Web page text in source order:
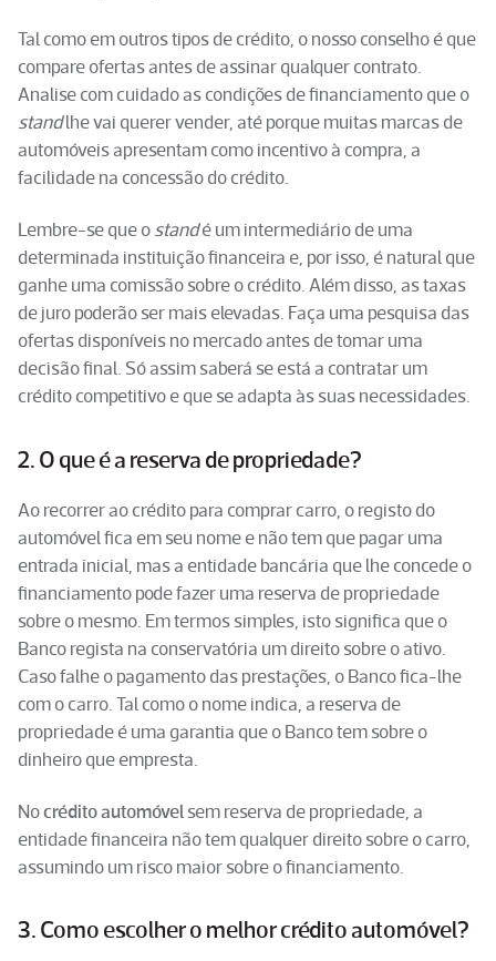
Tal como em outros tipos de crédito, o nosso conselho é que
compare ofertas antes de assinar qualquer contrato.
Analise com cuidado as condições de financiamento que o
standlhe vai querer vender, até porque muitas marcas de
automóveis apresentam como incentivo à compra, a
facilidade na concessão do crédito.
Lembre-se que o standé um intermediário de uma
determinada instituição financeira e, por isso, é natural que
ganhe uma comissão sobre o crédito. Além disso, as taxas
de juro poderão ser mais elevadas. Faça uma pesquisa das
ofertas disponíveis no mercado antes de tomar uma
decisão final. Só assim saberá se está a contratar um
crédito competitivo e que se adapta às suas necessidades.
2. O que é a reserva de propriedade?
Ao recorrer ao crédito para comprar carro, o registo do
automóvel fica em seu nome e não tem que pagar uma
entrada inicial, mas a entidade bancária que lhe concede o
financiamento pode fazer uma reserva de propriedade
sobre o mesmo. Em termos simples, isto significa que o
Banco regista na conservatória um direito sobre o ativo.
Caso falhe o pagamento das prestações, o Banco fica-lhe
com o carro. Tal como o nome indica, a reserva de
propriedade é uma garantia que o Banco tem sobre o
dinheiro que empresta.
Nocrédito automóvel sem reserva de propriedade, a
entidade financeira não tem qualquer direito sobre o carro,
assumindo um risco maior sobre o financiamento.
3. Como escolher o melhor crédito automóvel?